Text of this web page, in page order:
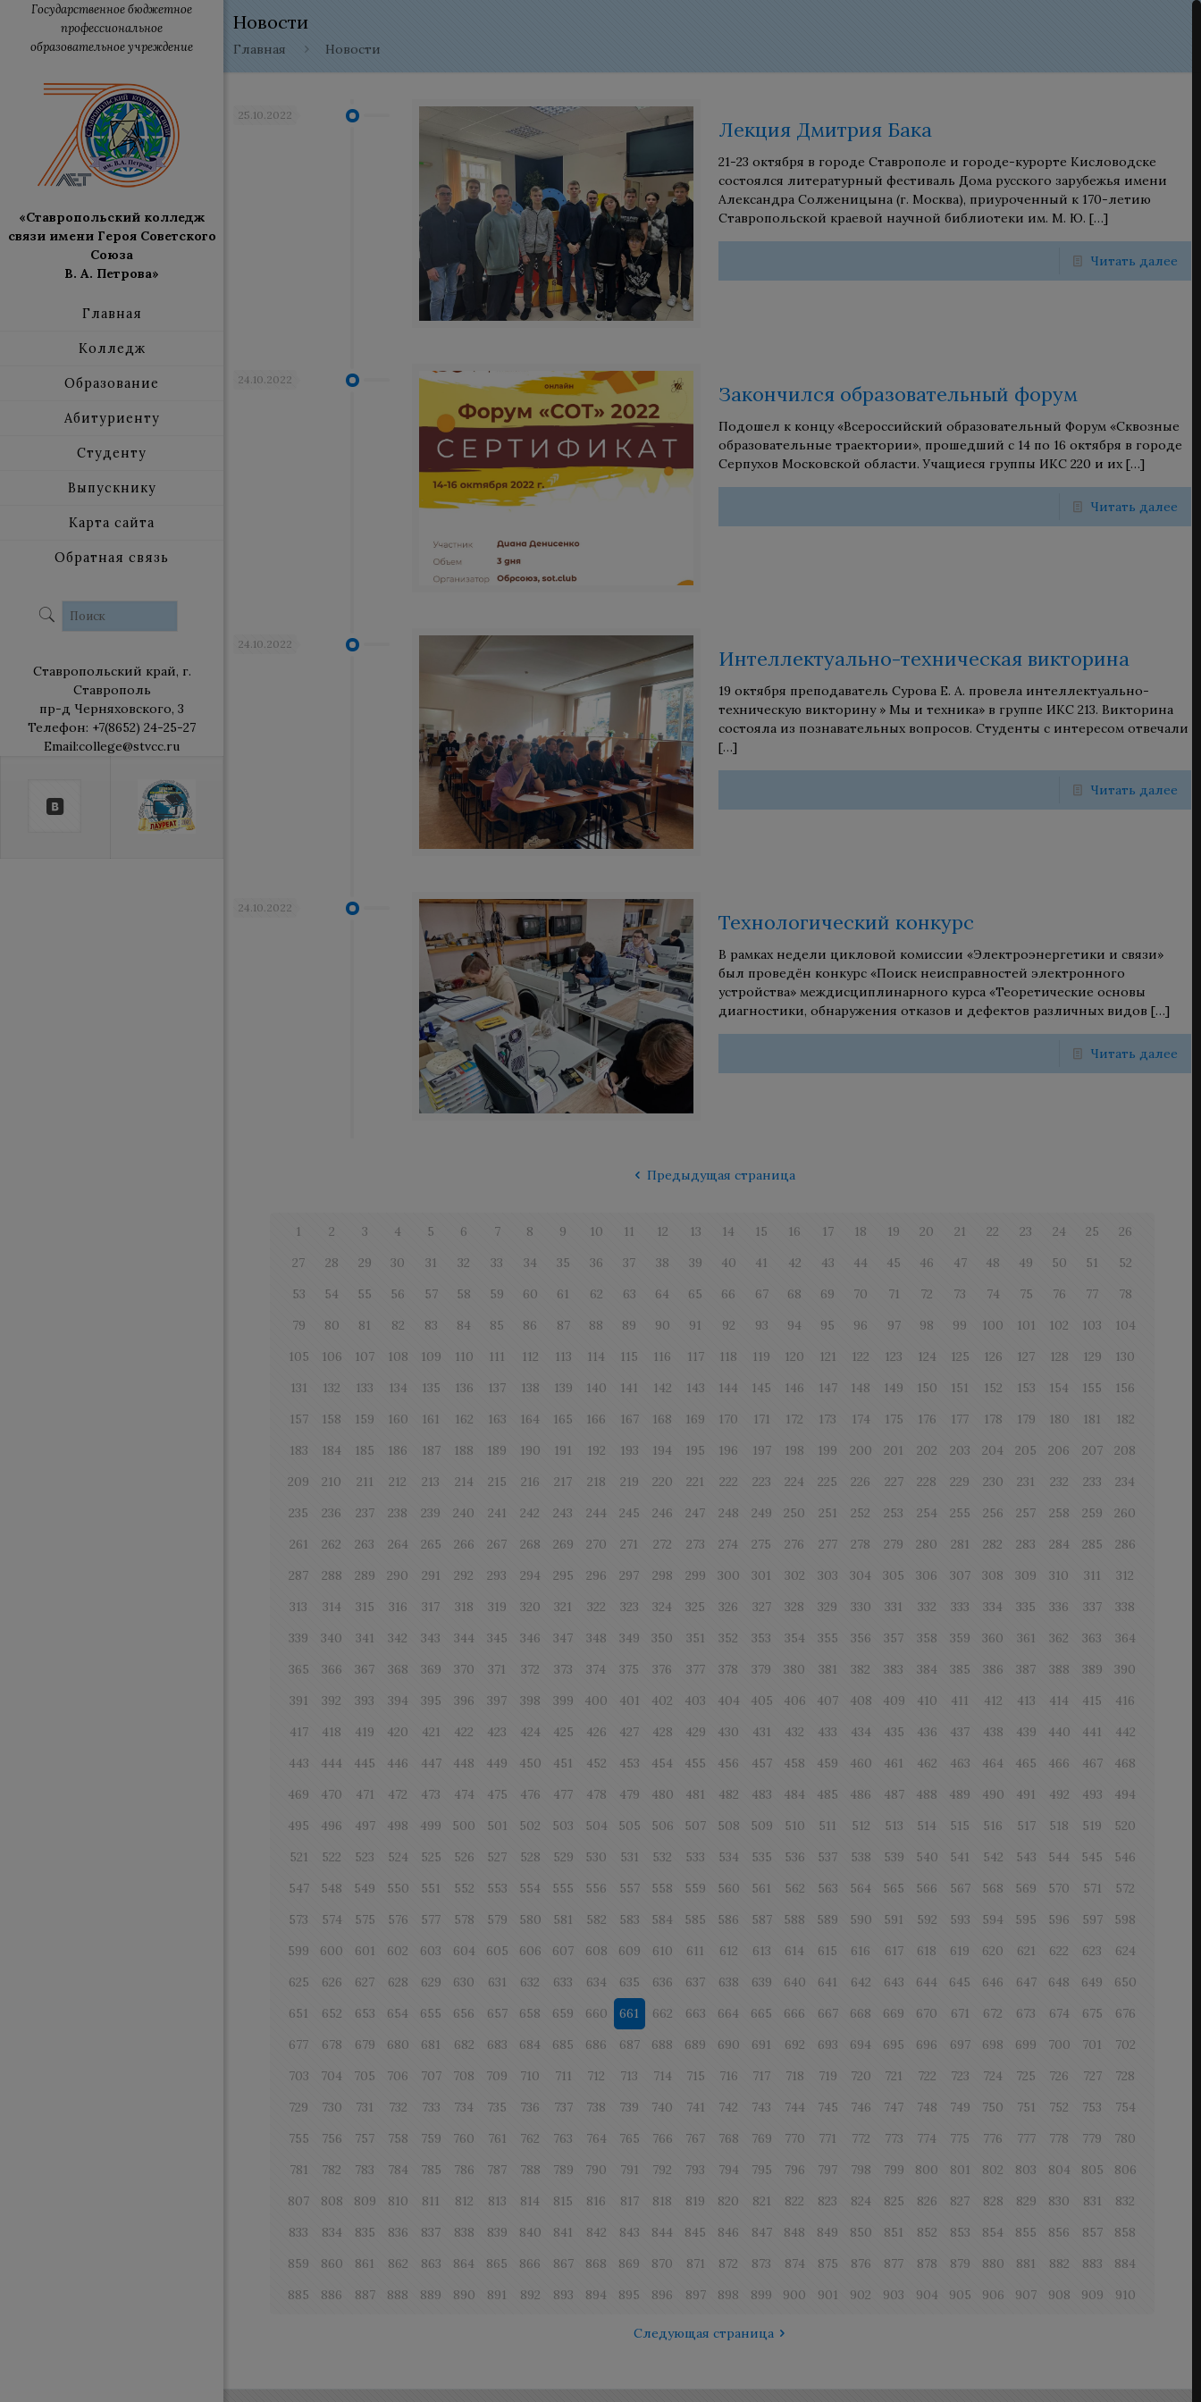
Государственное бюджетное
профессиональное
образовательное учреждение
«Ставропольский колледж
связи имени Героя Советского
Союза
В. А. Петрова»
Главная
Колледж
Образование
Абитуриенту
Студенту
Выпускнику
Карта сайта
Обратная связь
Ставропольский край, г.
Ставрополь
пр-д Черняховского, 3
Телефон: +7(8652) 24-25-27
Email:college@stvcc.ru
Новости
Главная Новости
25.10.2022
Лекция Дмитрия Бака
21-23 октября в городе Ставрополе и городе-курорте Кисловодске
состоялся литературный фестиваль Дома русского зарубежья имени
Александра Солженицына (г. Москва), приуроченный к 170-летию
Ставропольской краевой научной библиотеки им. М. Ю. […]
Читать далее
24.10.2022
Закончился образовательный форум
Подошел к концу «Всероссийский образовательный Форум «Сквозные
образовательные траектории», прошедший с 14 по 16 октября в городе
Серпухов Московской области. Учащиеся группы ИКС 220 и их[…]
Читать далее
24.10.2022
Интеллектуально-техническая викторина
19 октября преподаватель Сурова Е. А. провела интеллектуально-
техническую викторину » Мы и техника» в группе ИКС 213. Викторина
состояла из познавательных вопросов. Студенты с интересом отвечали
[…]
Читать далее
24.10.2022
Технологический конкурс
В рамках недели цикловой комиссии «Электроэнергетики и связи»
был проведён конкурс «Поиск неисправностей электронного
устройства» междисциплинарного курса «Теоретические основы
диагностики, обнаружения отказов и дефектов различных видов […]
Читать далее
Предыдущая страница
1 2 3 4 5 6 7 8 9 10 11 12 13 14 15 16 17 18 19 20 21 22 23 24 25
26
27
28 29 30 31 32 33 34 35 36 37 38 39 40 41 42 43 44 45 46 47 48 49 50 51
52
53
54 55 56 57 58 59 60 61 62 63 64 65 66 67 68 69 70 71 72 73 74 75 76 77
78
79
80 81 82 83 84 85 86 87 88 89 90 91 92 93 94 95 96 97 98 99 100 101 102 103
104
105
106 107 108 109 110 111 112 113 114 115 116 117 118 119 120 121 122 123 124 125 126 127 128 129
130
131
132 133 134 135 136 137 138 139 140 141 142 143 144 145 146 147 148 149 150 151 152 153 154 155
156
157
158 159 160 161 162 163 164 165 166 167 168 169 170 171 172 173 174 175 176 177 178 179 180 181
182
183
184 185 186 187 188 189 190 191 192 193 194 195 196 197 198 199 200 201 202 203 204 205 206 207
208
209
210 211 212 213 214 215 216 217 218 219 220 221 222 223 224 225 226 227 228 229 230 231 232 233
234
235
236 237 238 239 240 241 242 243 244 245 246 247 248 249 250 251 252 253 254 255 256 257 258 259
260
261
262 263 264 265 266 267 268 269 270 271 272 273 274 275 276 277 278 279 280 281 282 283 284 285
286
287
288 289 290 291 292 293 294 295 296 297 298 299 300 301 302 303 304 305 306 307 308 309 310 311
312
313
314 315 316 317 318 319 320 321 322 323 324 325 326 327 328 329 330 331 332 333 334 335 336 337
338
339
340 341 342 343 344 345 346 347 348 349 350 351 352 353 354 355 356 357 358 359 360 361 362 363
364
365
366 367 368 369 370 371 372 373 374 375 376 377 378 379 380 381 382 383 384 385 386 387 388 389
390
391
392 393 394 395 396 397 398 399 400 401 402 403 404 405 406 407 408 409 410 411 412 413 414 415
416
417
418 419 420 421 422 423 424 425 426 427 428 429 430 431 432 433 434 435 436 437 438 439 440 441
442
443
444 445 446 447 448 449 450 451 452 453 454 455 456 457 458 459 460 461 462 463 464 465 466 467
468
469
470 471 472 473 474 475 476 477 478 479 480 481 482 483 484 485 486 487 488 489 490 491 492 493
494
495
496 497 498 499 500 501 502 503 504 505 506 507 508 509 510 511 512 513 514 515 516 517 518 519
520
521
522 523 524 525 526 527 528 529 530 531 532 533 534 535 536 537 538 539 540 541 542 543 544 545
546
547
548 549 550 551 552 553 554 555 556 557 558 559 560 561 562 563 564 565 566 567 568 569 570 571
572
573
574 575 576 577 578 579 580 581 582 583 584 585 586 587 588 589 590 591 592 593 594 595 596 597
598
599
600 601 602 603 604 605 606 607 608 609 610 611 612 613 614 615 616 617 618 619 620 621 622 623
624
625
626 627 628 629 630 631 632 633 634 635 636 637 638 639 640 641 642 643 644 645 646 647 648 649
650
651
652 653 654 655 656 657 658 659 660 661 662 663 664 665 666 667 668 669 670 671 672 673 674 675
676
677
678 679 680 681 682 683 684 685 686 687 688 689 690 691 692 693 694 695 696 697 698 699 700 701
702
703
704 705 706 707 708 709 710 711 712 713 714 715 716 717 718 719 720 721 722 723 724 725 726 727
728
729
730 731 732 733 734 735 736 737 738 739 740 741 742 743 744 745 746 747 748 749 750 751 752 753
754
755
756 757 758 759 760 761 762 763 764 765 766 767 768 769 770 771 772 773 774 775 776 777 778 779
780
781
782 783 784 785 786 787 788 789 790 791 792 793 794 795 796 797 798 799 800 801 802 803 804 805
806
807
808 809 810 811 812 813 814 815 816 817 818 819 820 821 822 823 824 825 826 827 828 829 830 831
832
833
834 835 836 837 838 839 840 841 842 843 844 845 846 847 848 849 850 851 852 853 854 855 856 857
858
859
860 861 862 863 864 865 866 867 868 869 870 871 872 873 874 875 876 877 878 879 880 881 882 883
884
885
886 887 888 889 890 891 892 893 894 895 896 897 898 899 900 901 902 903 904 905 906 907 908 909 910
Следующая страница